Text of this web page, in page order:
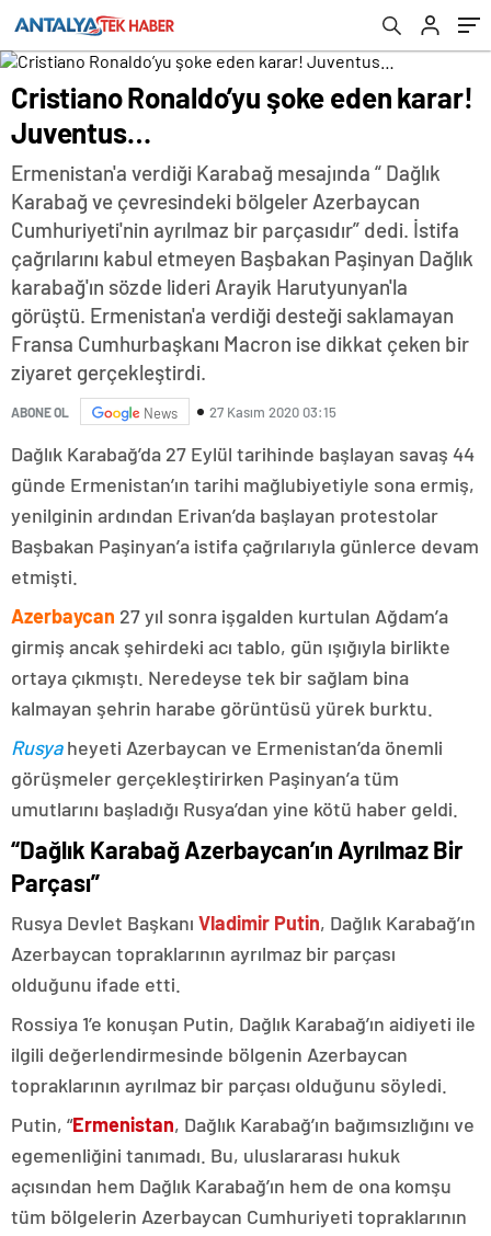
Cristiano Ronaldo’yu şoke eden karar!
Juventus…
Ermenistan'a verdiği Karabağ mesajında “ Dağlık
Karabağ ve çevresindeki bölgeler Azerbaycan
Cumhuriyeti'nin ayrılmaz bir parçasıdır” dedi. İstifa
çağrılarını kabul etmeyen Başbakan Paşinyan Dağlık
karabağ'ın sözde lideri Arayik Harutyunyan'la
görüştü. Ermenistan'a verdiği desteği saklamayan
Fransa Cumhurbaşkanı Macron ise dikkat çeken bir
ziyaret gerçekleştirdi.
ABONE OL News 27 Kasım 2020 03:15
Dağlık Karabağ’da 27 Eylül tarihinde başlayan savaş 44
günde Ermenistan’ın tarihi mağlubiyetiyle sona ermiş,
yenilginin ardından Erivan’da başlayan protestolar
Başbakan Paşinyan’a istifa çağrılarıyla günlerce devam
etmişti.
Azerbaycan 27 yıl sonra işgalden kurtulan Ağdam’a
girmiş ancak şehirdeki acı tablo, gün ışığıyla birlikte
ortaya çıkmıştı. Neredeyse tek bir sağlam bina
kalmayan şehrin harabe görüntüsü yürek burktu.
Rusyaheyeti Azerbaycan ve Ermenistan’da önemli
görüşmeler gerçekleştirirken Paşinyan’a tüm
umutlarını başladığı Rusya’dan yine kötü haber geldi.
“Dağlık Karabağ Azerbaycan’ın Ayrılmaz Bir
Parçası”
Rusya Devlet Başkanı Vladimir Putin, Dağlık Karabağ’ın
Azerbaycan topraklarının ayrılmaz bir parçası
olduğunu ifade etti.
Rossiya 1’e konuşan Putin, Dağlık Karabağ’ın aidiyeti ile
ilgili değerlendirmesinde bölgenin Azerbaycan
topraklarının ayrılmaz bir parçası olduğunu söyledi.
Putin, “Ermenistan, Dağlık Karabağ’ın bağımsızlığını ve
egemenliğini tanımadı. Bu, uluslararası hukuk
açısından hem Dağlık Karabağ’ın hem de ona komşu
tüm bölgelerin Azerbaycan Cumhuriyeti topraklarının